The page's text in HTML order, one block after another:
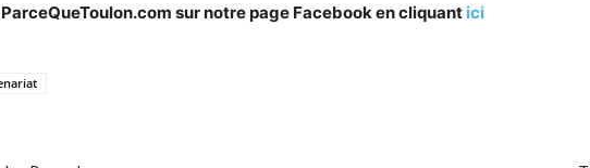
sur notre page Facebook en cliquant ici